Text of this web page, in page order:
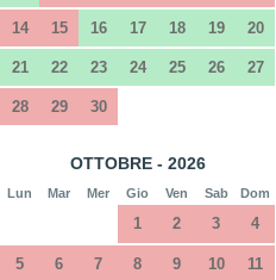
14 15 16 17 18 19 20
21 22 23 24 25 26 27
28 29 30
OTTOBRE - 2026
Lun Mar Mer Gio Ven Sab Dom
1 2 3 4
5 6 7 8 9 10 11